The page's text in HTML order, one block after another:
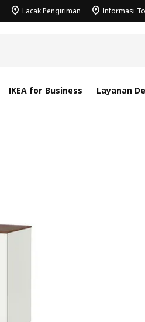
Lacak Pengiriman Informasi
IKEA for Business Layanan